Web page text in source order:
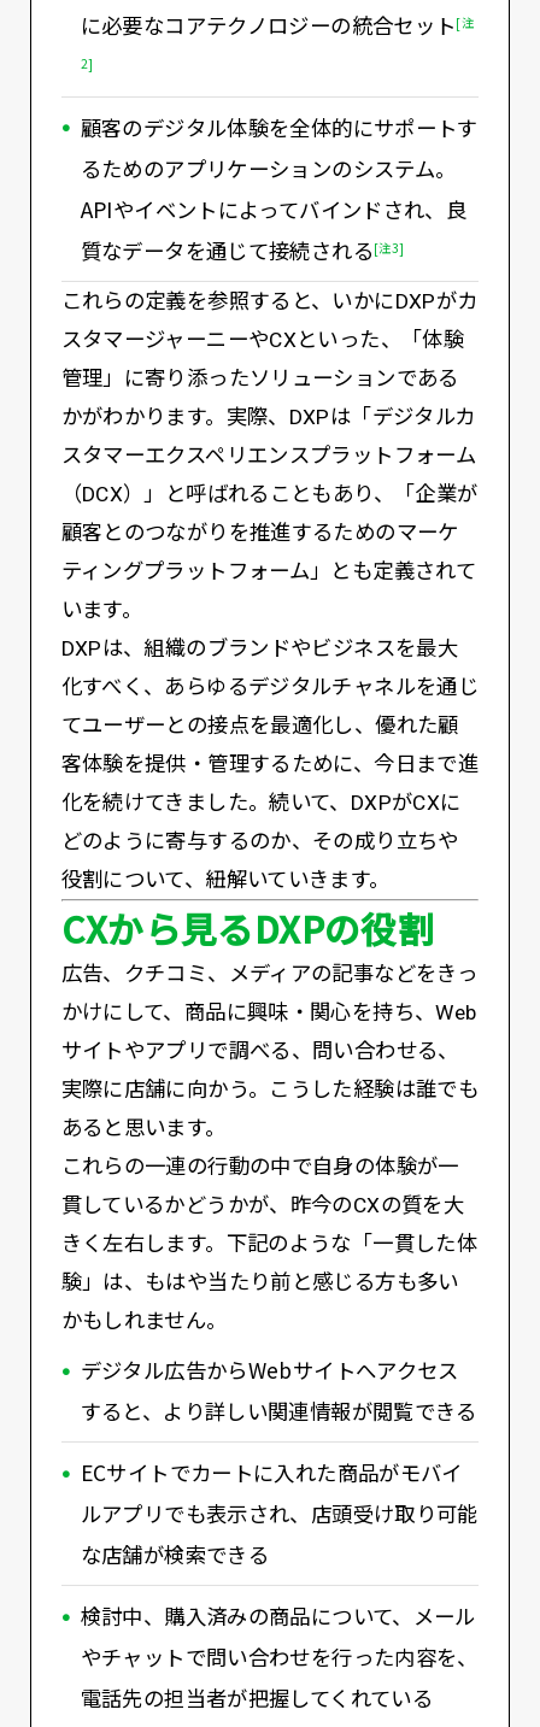
に必要なコアテクノロジーの統合セット [注
2]
顧客のデジタル体験を全体的にサポートす
るためのアプリケーションのシステム。
APIやイベントによってバインドされ、良
質なデータを通じて接続される [注3]
これらの定義を参照すると、いかにDXPがカ
スタマージャーニーやCXといった、「体験
管理」に寄り添ったソリューションである
かがわかります。実際、DXPは「デジタルカ
スタマーエクスペリエンスプラットフォーム
（DCX）」と呼ばれることもあり、「企業が
顧客とのつながりを推進するためのマーケ
ティングプラットフォーム」とも定義されて
います。
DXPは、組織のブランドやビジネスを最大
化すべく、あらゆるデジタルチャネルを通じ
てユーザーとの接点を最適化し、優れた顧
客体験を提供・管理するために、今日まで進
化を続けてきました。続いて、DXPがCXに
どのように寄与するのか、その成り立ちや
役割について、紐解いていきます。
CXから見るDXPの役割
広告、クチコミ、メディアの記事などをきっ
かけにして、商品に興味・関心を持ち、Web
サイトやアプリで調べる、問い合わせる、
実際に店舗に向かう。こうした経験は誰でも
あると思います。
これらの一連の行動の中で自身の体験が一
貫しているかどうかが、昨今のCXの質を大
きく左右します。下記のような「一貫した体
験」は、もはや当たり前と感じる方も多い
かもしれません。
デジタル広告からWebサイトへアクセス
すると、より詳しい関連情報が閲覧できる
ECサイトでカートに入れた商品がモバイ
ルアプリでも表示され、店頭受け取り可能
な店舗が検索できる
検討中、購入済みの商品について、メール
やチャットで問い合わせを行った内容を、
電話先の担当者が把握してくれている